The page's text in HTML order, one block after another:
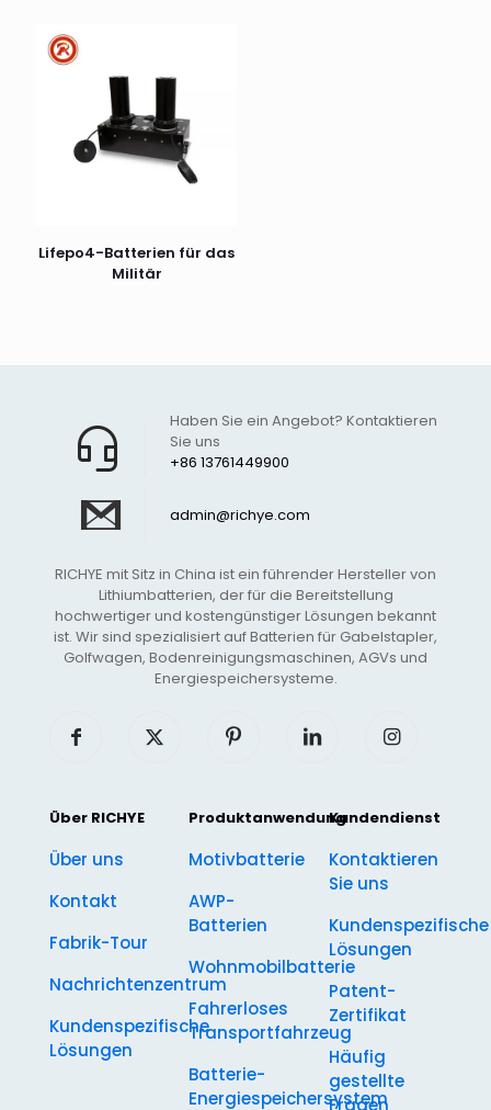
Lifepo4-Batterien für das
Militär
+86 13761449900
Haben Sie ein Angebot? Kontaktieren
Sie uns
admin@richye.com
RICHYE mit Sitz in China ist ein führender Hersteller von
Lithiumbatterien, der für die Bereitstellung
hochwertiger und kostengünstiger Lösungen bekannt
ist. Wir sind spezialisiert auf Batterien für Gabelstapler,
Golfwagen, Bodenreinigungsmaschinen, AGVs und
Energiespeichersysteme.
Über RICHYE
Über uns
Kontakt
Fabrik-Tour
Nachrichtenzentrum
Kundenspezifische
Lösungen
Produktanwendung
Motivbatterie
AWP-
Batterien
Wohnmobilbatterie
Fahrerloses
Transportfahrzeug
Batterie-
Energiespeichersystem
Kundendienst
Kontaktieren
Sie uns
Kundenspezifische
Lösungen
Patent-
Zertifikat
Häufig
gestellte
Fragen